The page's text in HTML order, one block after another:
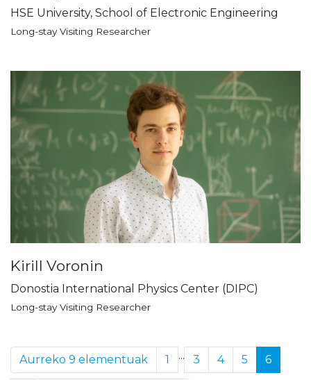
HSE University, School of Electronic Engineering
Long-stay Visiting Researcher
Kirill Voronin
Donostia International Physics Center (DIPC)
Long-stay Visiting Researcher
Aurreko 9 elementuak 1 ... 3 4 5 6